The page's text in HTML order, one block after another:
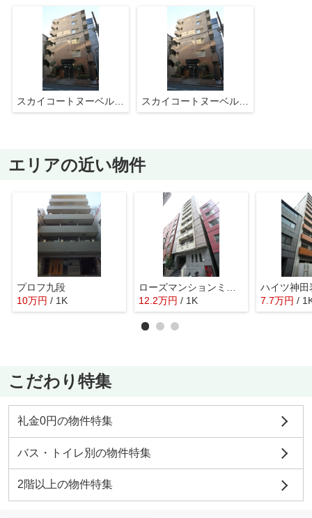
スカイコートヌーベル神田
エリアの近い物件
プロフ九段
10万円 / 1K
12.2万円 / 1K
ハイツ神田
7.7万円 /
こだわり特集
礼金0円の物件特集
バス・トイレ別の物件特集
2階以上の物件特集